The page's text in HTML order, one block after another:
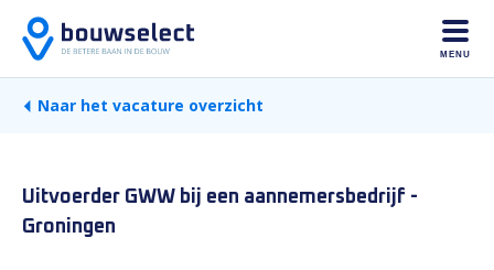
MENU
Naar het vacature overzicht
Uitvoerder GWW bij een aannemersbedrijf -
Groningen